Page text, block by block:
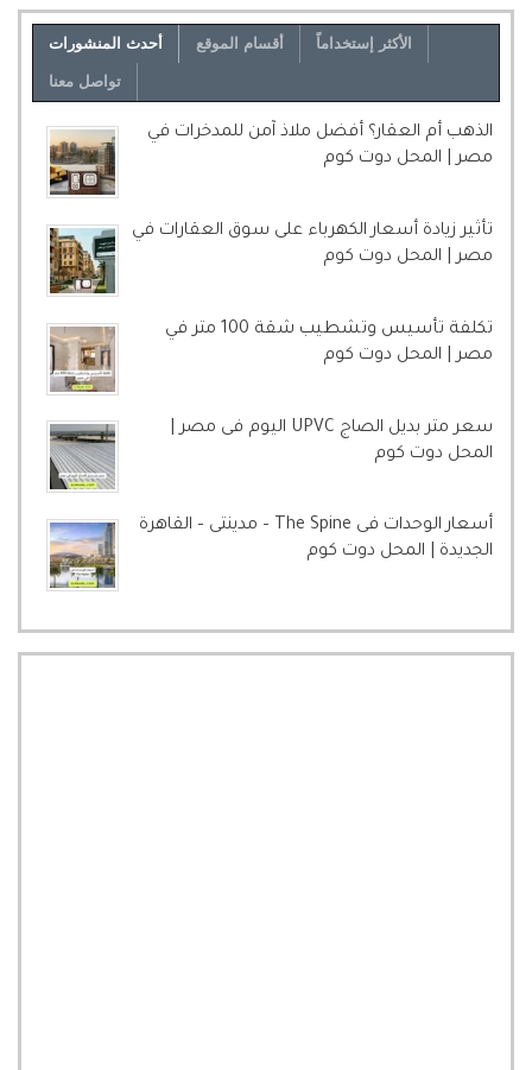
أحدث المنشورات أقسام الموقع الأكثر إستخداماً
تواصل معنا
الذهب أم العقار؟ أفضل ملاذ آمن للمدخرات في
مصر | المحل دوت كوم
تأثير زيادة أسعار الكهرباء على سوق العقارات في
مصر | المحل دوت كوم
تكلفة تأسيس وتشطيب شقة 100 متر في
مصر | المحل دوت كوم
سعر متر بديل الصاج UPVC اليوم فى مصر |
المحل دوت كوم
أسعار الوحدات فى The Spine – مدينتى – القاهرة
الجديدة | المحل دوت كوم